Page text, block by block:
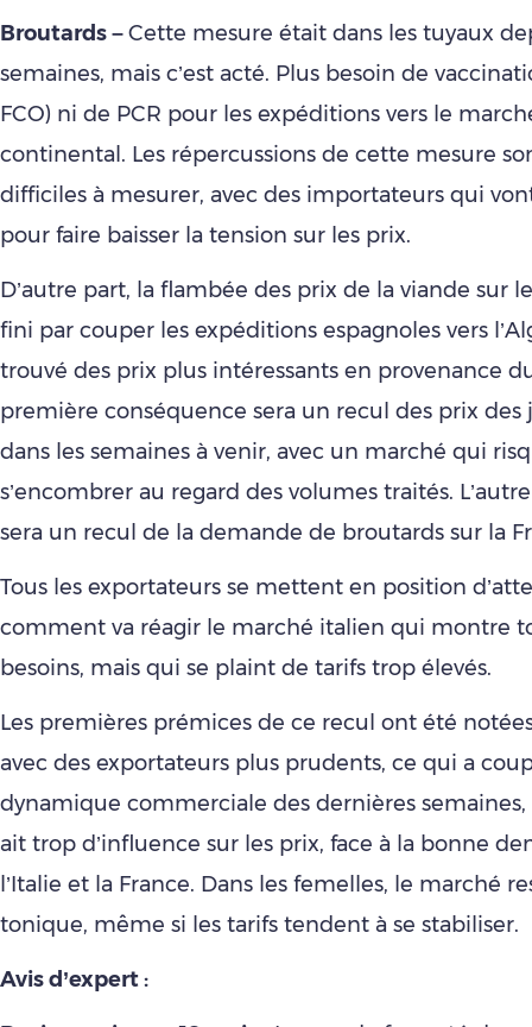
Broutards –Cette mesure était dans les tuyaux
semaines, mais c’est acté. Plus besoin de
FCO) ni de PCR pour les expéditions vers le
continental. Les répercussions de cette mesure
difficiles à mesurer, avec des importateurs qui
pour faire baisser la tension sur les prix.
D’autre part, la flambée des prix de la viande sur
fini par couper les expéditions espagnoles vers
trouvé des prix plus intéressants en provenance
première conséquence sera un recul des prix des
dans les semaines à venir, avec un marché qui
s’encombrer au regard des volumes traités.
sera un recul de la demande de broutards sur la
Tous les exportateurs se mettent en position
comment va réagir le marché italien qui montre
besoins, mais qui se plaint de tarifs trop élevés.
Les premières prémices de ce recul ont été
avec des exportateurs plus prudents, ce qui a
dynamique commerciale des dernières semaines,
ait trop d’influence sur les prix, face à la bonne
l’Italie et la France. Dans les femelles, le marché
tonique, même si les tarifs tendent à se stabiliser.
Avis d’expert :